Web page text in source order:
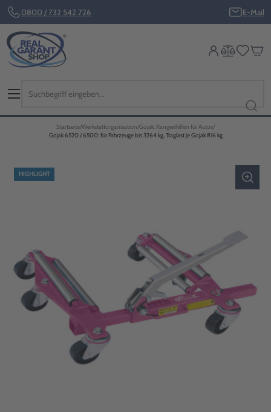
0800 / 732 542 726 E-Mail
Startseite Werkstattorganisation Gojak: Rangierhilfen für Autos
Gojak 6520 / 6500: für Fahrzeuge bis 3264 kg, Traglast je Gojak 816 kg
HIGHLIGHT